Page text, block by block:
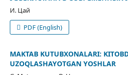
И. Цай
PDF (English)
MAKTAB KUTUBXONALARI:
UZOQLASHAYOTGAN YOSHLAR